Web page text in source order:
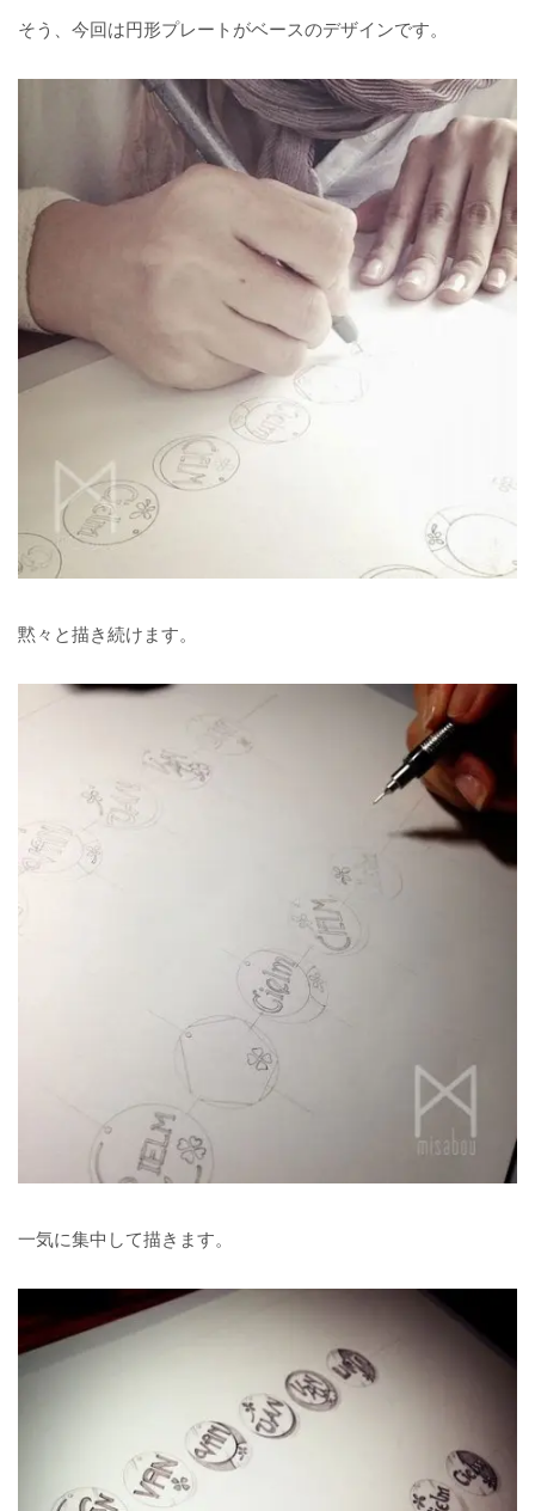
そう、今回は円形プレートがベースのデザインです。
黙々と描き続けます。
一気に集中して描きます。